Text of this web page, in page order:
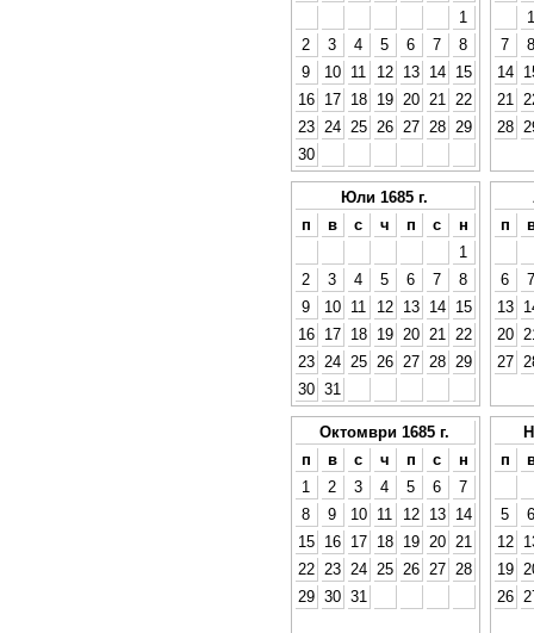
1
2
3 4 5 6 7
8
9
10 11 12 13 14
15
16
17 18 19 20 21
22
23
24 25 26 27 28
29
30
1
7
8
14
21
28
Юли 1685 г.
п
в с ч п с
н
1
2
3 4 5 6 7
8
9
10 11 12 13 14
15
16
17 18 19 20 21
22
23
24 25 26 27 28
29
30 31
п
6
7
13
20
27
Октомври 1685 г.
п
в с ч п с
н
1
2 3 4 5 6
7
8
9 10 11 12 13
14
15
16 17 18 19 20
21
22
23 24 25 26 27
28
29 30 31
п
5
6
12
19
26